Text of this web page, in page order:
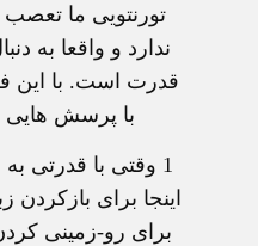
تورنتويی ما
ندارد و واقعا به
قدرت است. با اين
با پرسش هايی
1 وقتی با قدرتی
اينجا برای بازکردن
برای رو-زمينی